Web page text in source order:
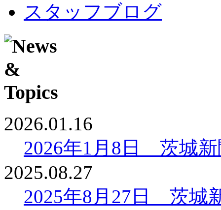
スタッフブログ
2026.01.16
2026年1月8日 茨城
2025.08.27
2025年8月27日 茨城